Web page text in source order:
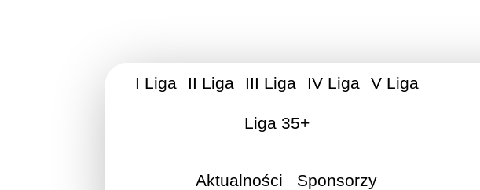
I Liga II Liga III Liga IV Liga V Liga
Liga 35+
Aktualności Sponsorzy